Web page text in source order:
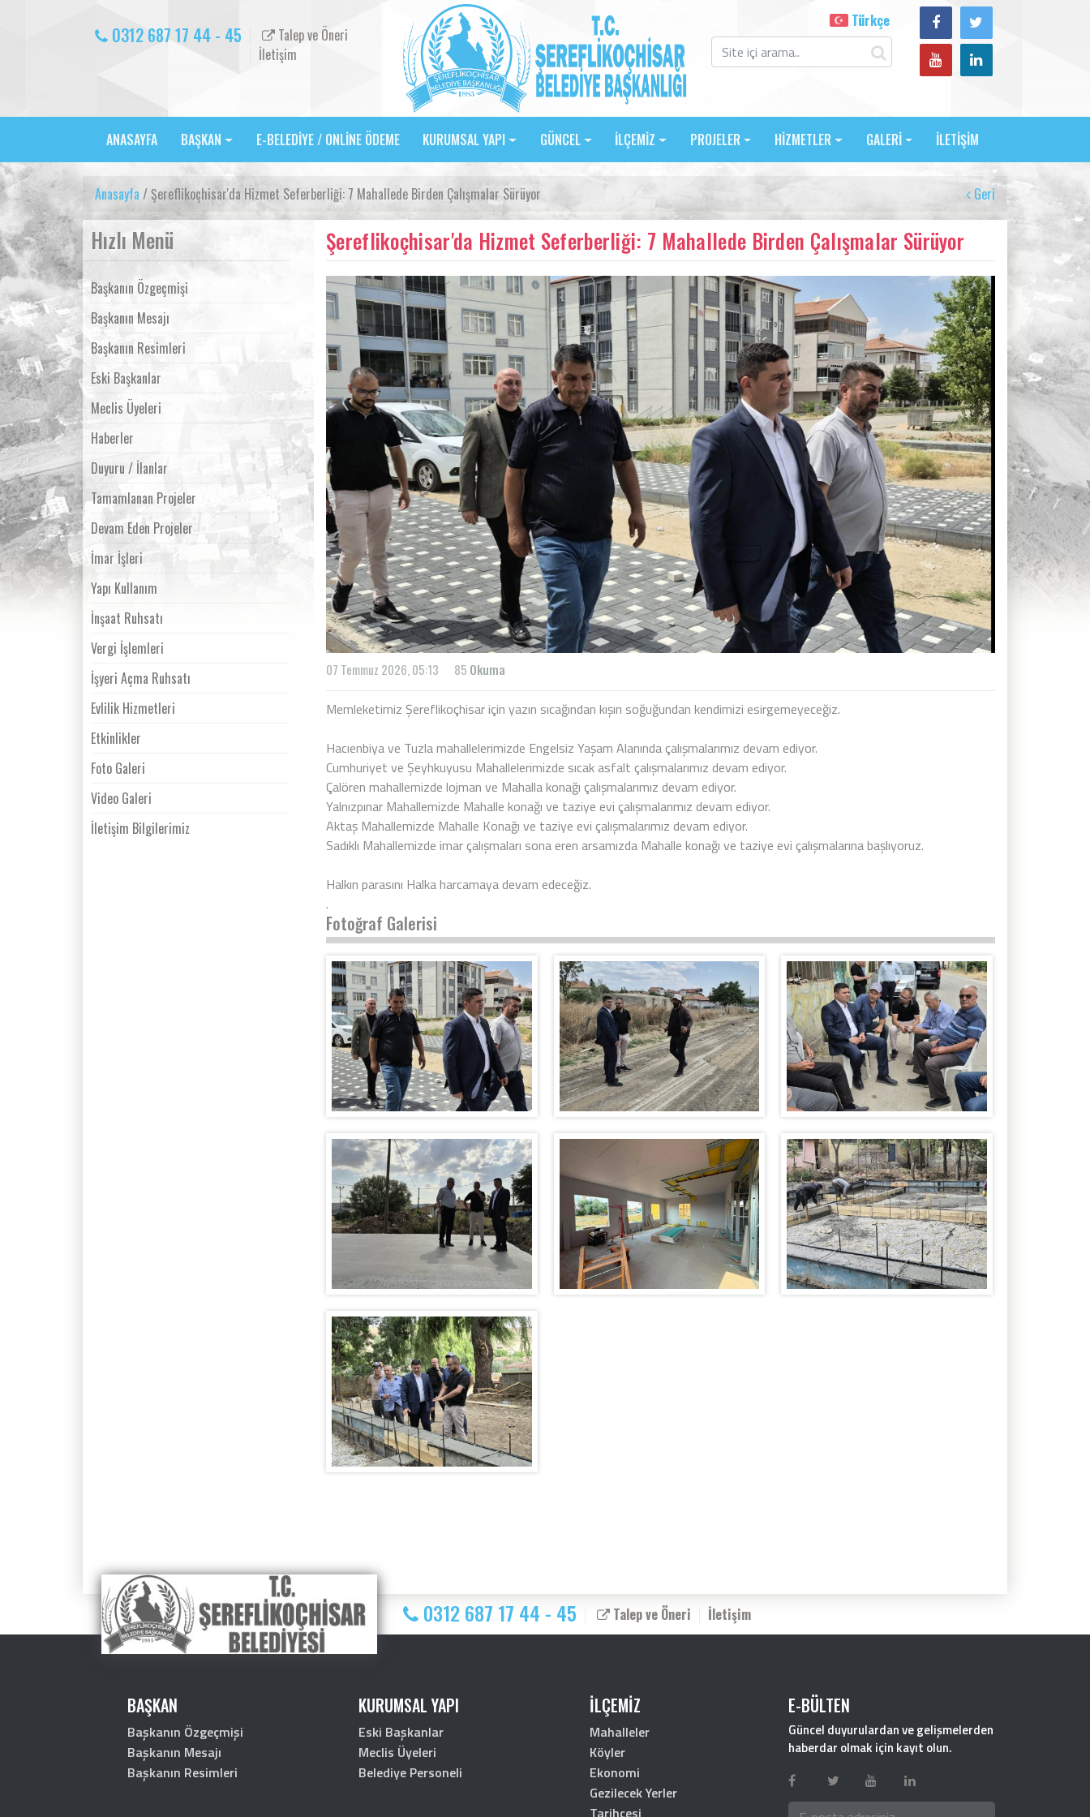
0312 687 17 44 - 45
Talep ve Öneri
İletişim
Türkçe
ANASAYFA BAŞKAN E-BELEDİYE / ONLİNE ÖDEME KURUMSAL YAPI GÜNCEL İLÇEMİZ PROJELER HİZMETLER GALERİ İLETİŞİM
Anasayfa / Şereflikoçhisar'da Hizmet Seferberliği: 7 Mahallede Birden Çalışmalar Sürüyor Geri
Hızlı Menü
Başkanın Özgeçmişi
Başkanın Mesajı
Başkanın Resimleri
Eski Başkanlar
Meclis Üyeleri
Haberler
Duyuru / İlanlar
Tamamlanan Projeler
Devam Eden Projeler
İmar İşleri
Yapı Kullanım
İnşaat Ruhsatı
Vergi İşlemleri
İşyeri Açma Ruhsatı
Evlilik Hizmetleri
Etkinlikler
Foto Galeri
Video Galeri
İletişim Bilgilerimiz
Şereflikoçhisar'da Hizmet Seferberliği: 7 Mahallede Birden Çalışmalar Sürüyor
07 Temmuz 2026, 05:13 85 Okuma
Memleketimiz Şereflikoçhisar için yazın sıcağından kışın soğuğundan kendimizi esirgemeyeceğiz.
Hacıenbiya ve Tuzla mahallelerimizde Engelsiz Yaşam Alanında çalışmalarımız devam ediyor.
Cumhuriyet ve Şeyhkuyusu Mahallelerimizde sıcak asfalt çalışmalarımız devam ediyor.
Çalören mahallemizde lojman ve Mahalla konağı çalışmalarımız devam ediyor.
Yalnızpınar Mahallemizde Mahalle konağı ve taziye evi çalışmalarımız devam ediyor.
Aktaş Mahallemizde Mahalle Konağı ve taziye evi çalışmalarımız devam ediyor.
Sadıklı Mahallemizde imar çalışmaları sona eren arsamızda Mahalle konağı ve taziye evi çalışmalarına başlıyoruz.
Halkın parasını Halka harcamaya devam edeceğiz.
.
Fotoğraf Galerisi
0312 687 17 44 - 45 Talep ve Öneri İletişim
BAŞKAN
Başkanın Özgeçmişi
Başkanın Mesajı
Başkanın Resimleri
KURUMSAL YAPI
Eski Başkanlar
Meclis Üyeleri
Belediye Personeli
İLÇEMİZ
Mahalleler
Köyler
Ekonomi
Gezilecek Yerler
Tarihçesi
E-BÜLTEN
Güncel duyurulardan ve gelişmelerden
haberdar olmak için kayıt olun.